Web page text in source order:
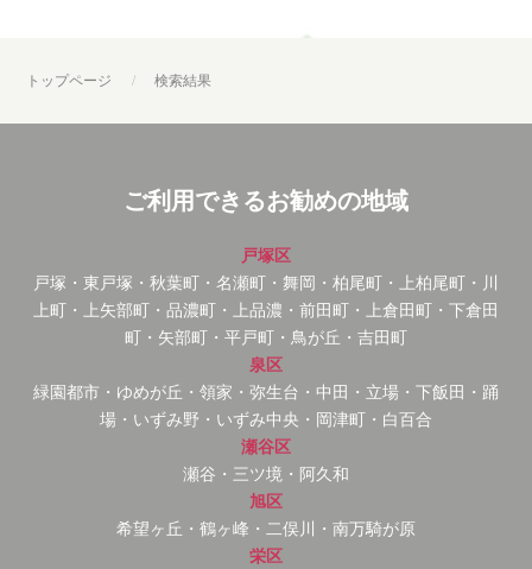
トップページ 検索結果
ご利用できるお勧めの地域
戸塚区
戸塚・東戸塚・秋葉町・名瀬町・舞岡・柏尾町・上柏尾町・川
上町・上矢部町・品濃町・上品濃・前田町・上倉田町・下倉田
町・矢部町・平戸町・鳥が丘・吉田町
泉区
緑園都市・ゆめが丘・領家・弥生台・中田・立場・下飯田・踊
場・いずみ野・いずみ中央・岡津町・白百合
瀬谷区
瀬谷・三ツ境・阿久和
旭区
希望ヶ丘・鶴ヶ峰・二俣川・南万騎が原
栄区